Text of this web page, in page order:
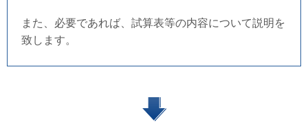
また、必要であれば、試算表等の内容について説明を
致します。